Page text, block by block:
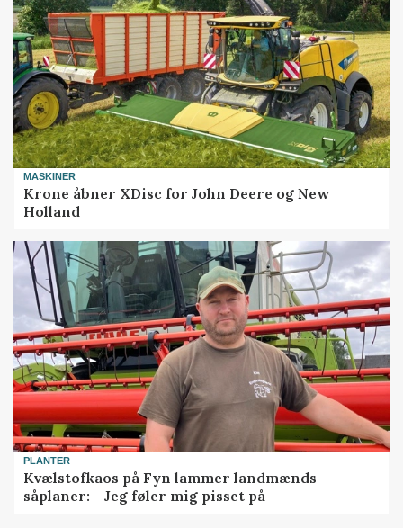
MASKINER
Krone åbner XDisc for John Deere og New
Holland
PLANTER
Kvælstofkaos på Fyn lammer landmænds
såplaner: - Jeg føler mig pisset på